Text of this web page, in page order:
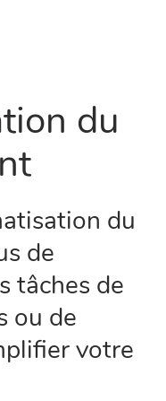
du
du
de
tâches de
ou de
votre